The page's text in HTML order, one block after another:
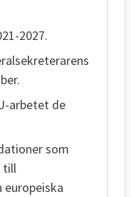
2027.
arbetet de
som
till
europeiska